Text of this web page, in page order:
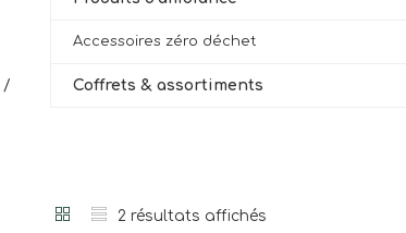
Accessoires zéro déchet
Coffrets & assortiments
2 résultats affichés
/